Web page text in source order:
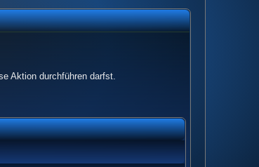
Aktion durchführen darfst.